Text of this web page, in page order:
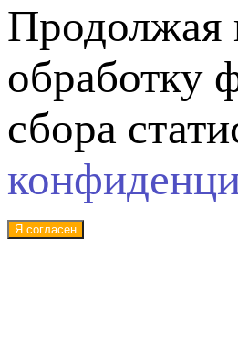
Продолжая
обработку
сбора
Я согласен